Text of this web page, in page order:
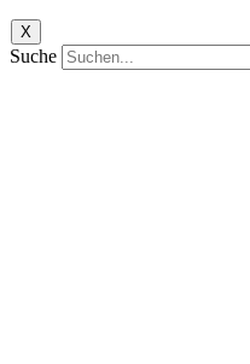
X
Suche